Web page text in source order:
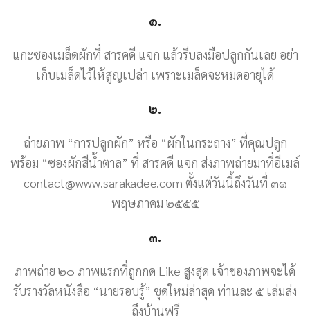
๑.
แกะซองเมล็ดผักที่ สารคดี แจก แล้วรีบลงมือปลูกกันเลย อย่า
เก็บเมล็ดไว้ให้สูญเปล่า เพราะเมล็ดจะหมดอายุได้
๒.
ถ่ายภาพ “การปลูกผัก” หรือ “ผักในกระถาง” ที่คุณปลูก
พร้อม “ซองผักสีน้ำตาล” ที่ สารคดี แจก ส่งภาพถ่ายมาที่อีเมล์
contact@www.sarakadee.com ตั้งแต่วันนี้ถึงวันที่ ๓๑
พฤษภาคม ๒๕๕๕
๓.
ภาพถ่าย ๒๐ ภาพแรกที่ถูกกด Like สูงสุด เจ้าของภาพจะได้
รับรางวัลหนังสือ “นายรอบรู้” ชุดใหม่ล่าสุด ท่านละ ๕ เล่มส่ง
ถึงบ้านฟรี